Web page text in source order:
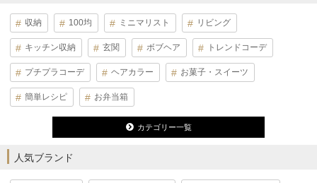
収納 100均 ミニマリスト リビング
キッチン収納 玄関 ボブヘア トレンドコーデ
プチプラコーデ ヘアカラー お菓子・スイーツ
簡単レシピ お弁当箱
カテゴリー一覧
人気ブランド